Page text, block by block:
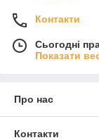
Контакти
Сьогодні
Показати
Про нас
Контакти